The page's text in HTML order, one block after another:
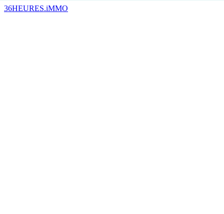
36HEURES.iMMO